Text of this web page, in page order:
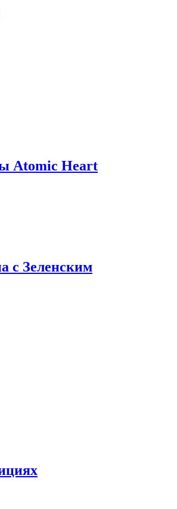
Atomic Heart
с Зеленским